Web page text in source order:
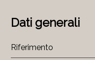
Dati generali
Riferimento